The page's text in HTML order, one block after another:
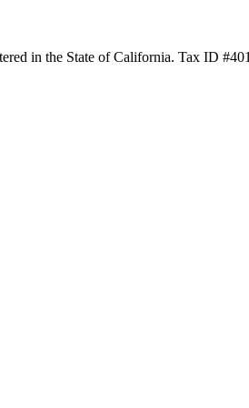
in the State of California. Tax ID